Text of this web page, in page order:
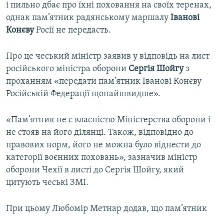
і пильно дбає про їхні поховання на своїх теренах,
однак пам’ятник радянському маршалу Іванові
КонєвуРосії не передасть.
Про це чеський міністр заявив у відповідь на лист
російського міністра оборони Сергія Шойгуз
проханням «передати пам’ятник Іванові Конєву
Російській Федерації щонайшвидше».
«Пам’ятник не є власністю Міністерства оборони і
не стояв на його ділянці. Також, відповідно до
правових норм, його не можна було віднести до
категорії воєнних поховань», зазначив міністр
оборони Чехії в листі до Сергія Шойгу, який
цитують чеські ЗМІ.
При цьому Любомір Метнар додав, що пам’ятник